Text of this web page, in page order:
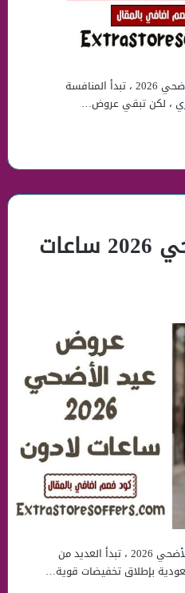
مع أول إعلان عن تخفيضات عيد الأضحي 2026 ، تبدأ المنافسة
، لكن تبقي عروض…
عروض عيد الأضحي 2026 ساعات
مع بدأ العد التنازلي لإقتراب عيد الأضحي 2026 ، تبدأ العديد من
بإطلاق تخفيضات قوية…